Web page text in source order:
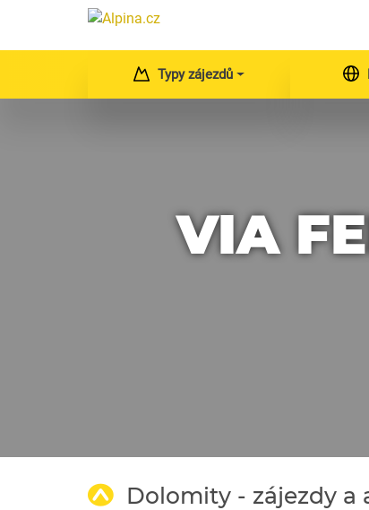
Typy zájezdů
VIA
Dolomity - zájezdy a